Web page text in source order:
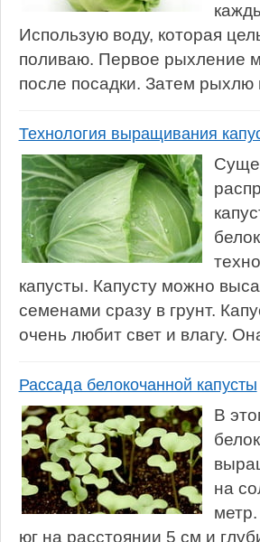
Использую воду, которая
поливаю. Первое рыхление
после посадки. Затем рыхлю
Технология выращивания
капусты. Капусту можно
семенами сразу в грунт.
очень любит свет и влагу.
Рассада белокочанной капусты
В
на
юг на расстоянии 5 см и